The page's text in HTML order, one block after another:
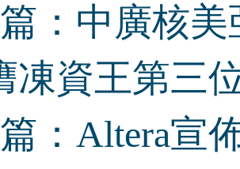
：中廣核
凍資王第三
：Altera宣